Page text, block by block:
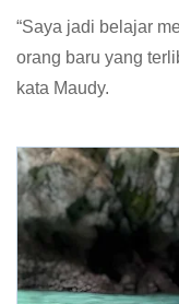
“Saya jadi belajar
orang baru yang
kata Maudy.